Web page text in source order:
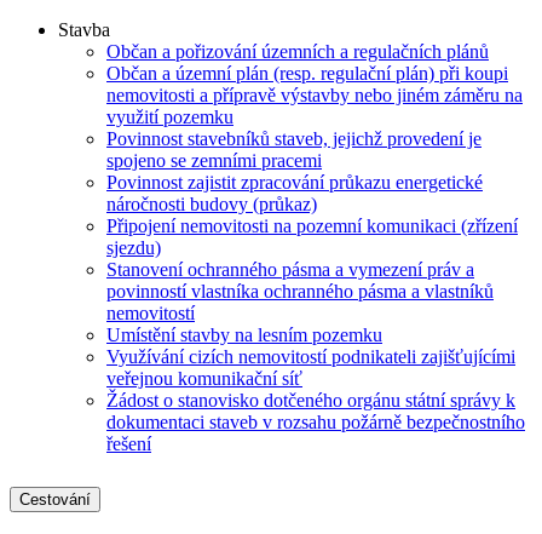
Stavba
Občan a pořizování územních a regulačních plánů
Občan a územní plán (resp. regulační plán) při koupi
nemovitosti a přípravě výstavby nebo jiném záměru na
využití pozemku
Povinnost stavebníků staveb, jejichž provedení je
spojeno se zemními pracemi
Povinnost zajistit zpracování průkazu energetické
náročnosti budovy (průkaz)
Připojení nemovitosti na pozemní komunikaci (zřízení
sjezdu)
Stanovení ochranného pásma a vymezení práv a
povinností vlastníka ochranného pásma a vlastníků
nemovitostí
Umístění stavby na lesním pozemku
Využívání cizích nemovitostí podnikateli zajišťujícími
veřejnou komunikační síť
Žádost o stanovisko dotčeného orgánu státní správy k
dokumentaci staveb v rozsahu požárně bezpečnostního
řešení
Cestování